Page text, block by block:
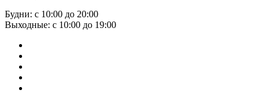
Будни: с 10:00 до 20:00
Выходные: с 10:00 до 19:00